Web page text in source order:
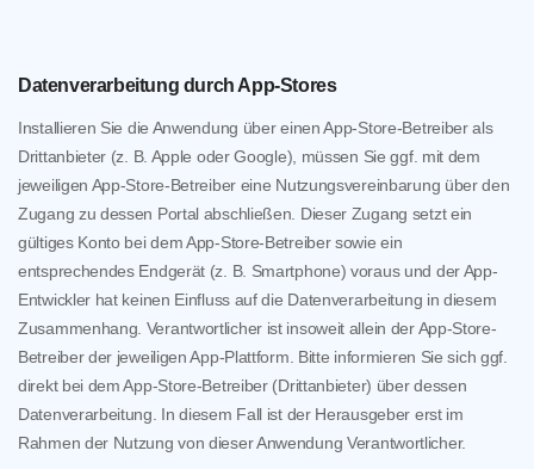
Datenverarbeitung durch App-Stores
Installieren Sie die Anwendung über einen App-Store-Betreiber als
Drittanbieter (z. B. Apple oder Google), müssen Sie ggf. mit dem
jeweiligen App-Store-Betreiber eine Nutzungsvereinbarung über den
Zugang zu dessen Portal abschließen. Dieser Zugang setzt ein
gültiges Konto bei dem App-Store-Betreiber sowie ein
entsprechendes Endgerät (z. B. Smartphone) voraus und der App-
Entwickler hat keinen Einfluss auf die Datenverarbeitung in diesem
Zusammenhang. Verantwortlicher ist insoweit allein der App-Store-
Betreiber der jeweiligen App-Plattform. Bitte informieren Sie sich ggf.
direkt bei dem App-Store-Betreiber (Drittanbieter) über dessen
Datenverarbeitung. In diesem Fall ist der Herausgeber erst im
Rahmen der Nutzung von dieser Anwendung Verantwortlicher.